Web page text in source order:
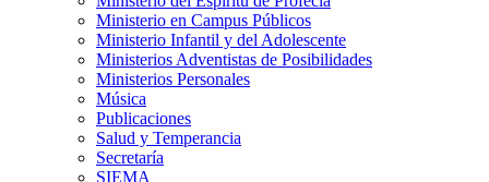
Ministerio en Campus Públicos
Ministerio Infantil y del Adolescente
Ministerios Adventistas de Posibilidades
Ministerios Personales
Música
Publicaciones
Salud y Temperancia
Secretaría
SIEMA